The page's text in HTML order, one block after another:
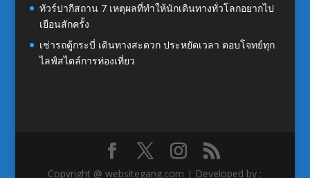
ทัวร์ปากีสถาน 7 เหตุผลที่ทำให้นักเดินทางทั่วโลกอยากไป
เยือนสักครั้ง
เช่ารถตู้กระบี่ เดินทางสะดวก ประหยัดเวลา ตอบโจทย์ทุก
ไลฟ์สไตล์การท่องเที่ยว
Copyright @ websitegang.com | Developed by :